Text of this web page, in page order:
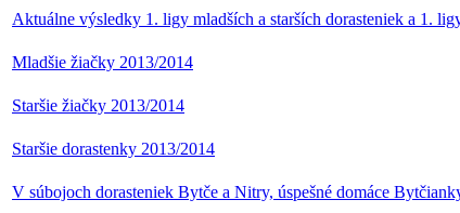
Aktuálne výsledky 1. ligy mladších a starších dorasteniek a 1.
Mladšie žiačky 2013/2014
Staršie žiačky 2013/2014
Staršie dorastenky 2013/2014
V súbojoch dorasteniek Bytče a Nitry, úspešné domáce